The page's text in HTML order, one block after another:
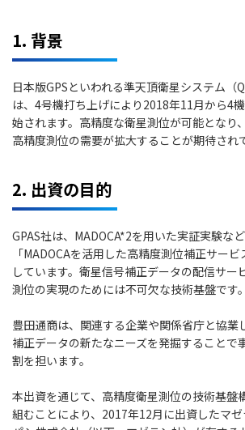
1. 背景
日本版GPSといわれる準天頂衛星システム（
は、4号機打ち上げにより2018年11月から4
始されます。高精度な衛星測位が可能となり
高精度測位の需要が拡大することが期待され
2. 出資の目的
GPAS社は、MADOCA*2を用いた実証実験など
「MADOCAを活用した高精度測位補正サー
しています。衛星信号補正データの配信サー
測位の実現のためには不可欠な技術基盤です。
豊田通商は、関連する企業や関係省庁と協業
補正データの新たなニーズを発掘することで
割を担います。
本出資を通じて、高精度衛星測位の技術基盤
組むことにより、2017年12月に出資したマ